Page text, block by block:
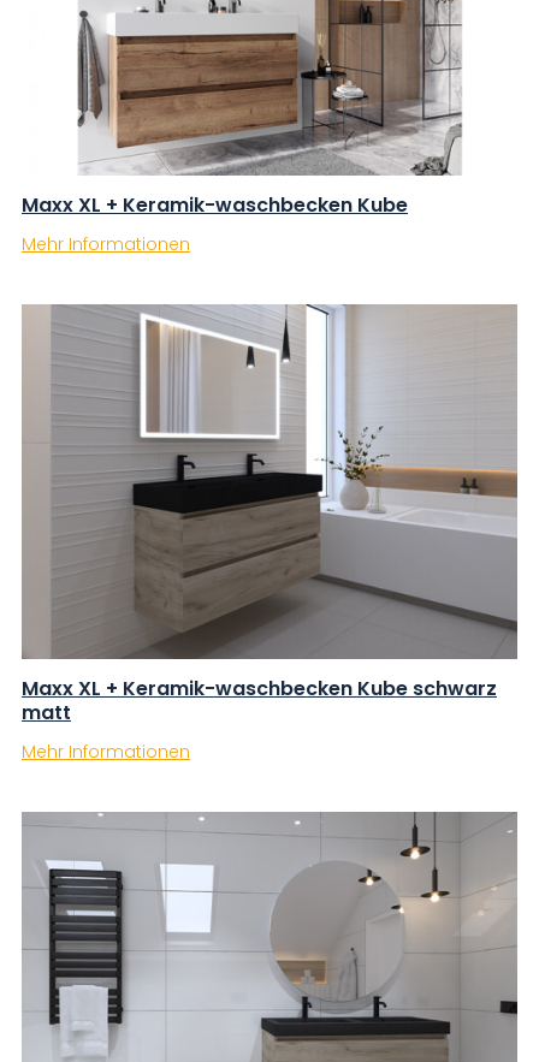
Maxx XL + Keramik-waschbecken Kube
Mehr Informationen
Maxx XL + Keramik-waschbecken Kube schwarz
matt
Mehr Informationen